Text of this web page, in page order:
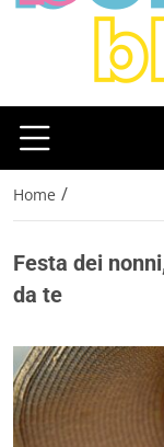
Home /
Festa dei
da te